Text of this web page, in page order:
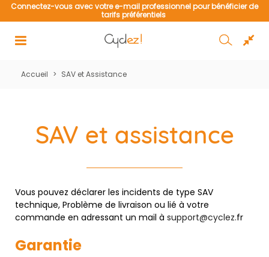
Connectez-vous avec votre e-mail professionnel pour bénéficier de
tarifs préférentiels
Accueil > SAV et Assistance
SAV et assistance
Vous pouvez déclarer les incidents de type SAV
technique, Problème de livraison ou lié à votre
commande en adressant un mail à support@cyclez.fr
Garantie